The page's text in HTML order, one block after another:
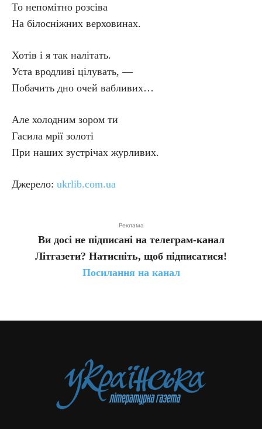
То непомітно розсіва
На білосніжних верховинах.
Хотів і я так налітать.
Уста вродливі цілувать, —
Побачить дно очей вабливих…
Але холодним зором ти
Гасила мрії золоті
При наших зустрічах журливих.
Джерело: ukrlib.com.ua
Реклама
Ви досі не підписані на телеграм-канал
Літгазети? Натисніть, щоб підписатися!
Посилання на канал